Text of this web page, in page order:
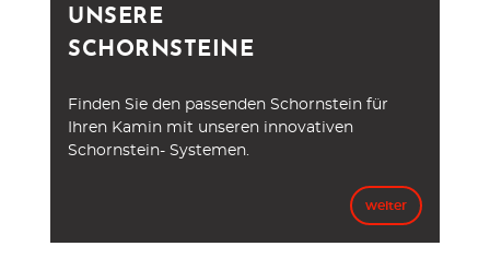
UNSERE
SCHORNSTEINE
Finden Sie den passenden Schornstein für
Ihren Kamin mit unseren innovativen
Schornstein- Systemen.
weiter